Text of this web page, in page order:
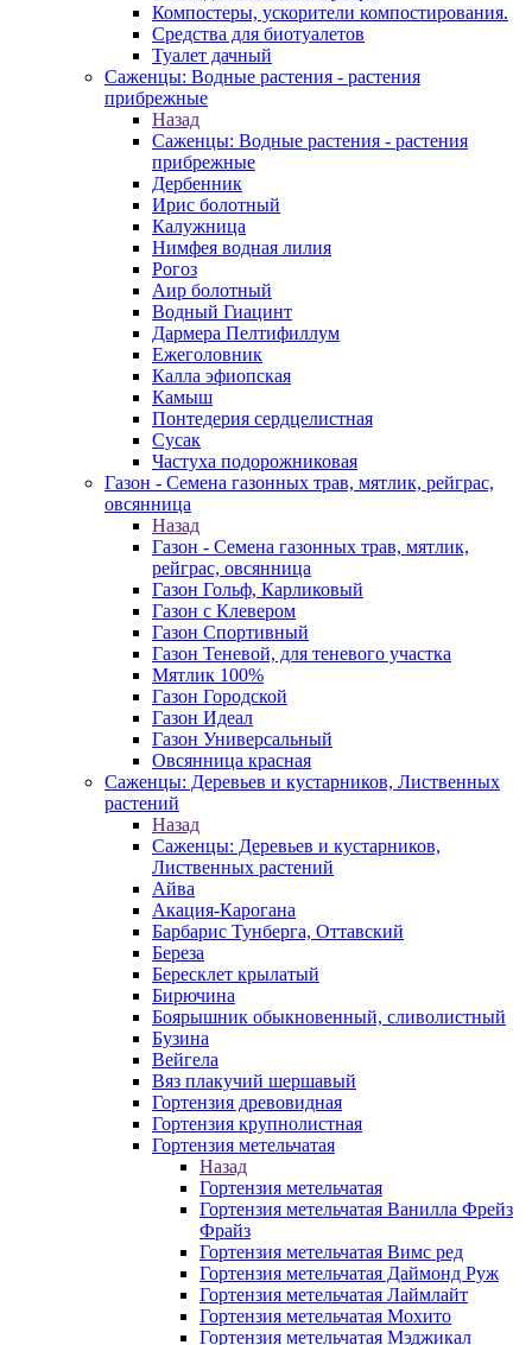
Компостеры, ускорители компостирования.
Средства для биотуалетов
Туалет дачный
Саженцы: Водные растения - растения
прибрежные
Назад
Саженцы: Водные растения - растения
прибрежные
Дербенник
Ирис болотный
Калужница
Нимфея водная лилия
Рогоз
Аир болотный
Водный Гиацинт
Дармера Пелтифиллум
Ежеголовник
Калла эфиопская
Камыш
Понтедерия сердцелистная
Сусак
Частуха подорожниковая
Газон - Семена газонных трав, мятлик, рейграс,
овсянница
Назад
Газон - Семена газонных трав, мятлик,
рейграс, овсянница
Газон Гольф, Карликовый
Газон с Клевером
Газон Спортивный
Газон Теневой, для теневого участка
Мятлик 100%
Газон Городской
Газон Идеал
Газон Универсальный
Овсянница красная
Саженцы: Деревьев и кустарников, Лиственных
растений
Назад
Саженцы: Деревьев и кустарников,
Лиственных растений
Айва
Акация-Карогана
Барбарис Тунберга, Оттавский
Береза
Бересклет крылатый
Бирючина
Боярышник обыкновенный, сливолистный
Бузина
Вейгела
Вяз плакучий шершавый
Гортензия древовидная
Гортензия крупнолистная
Гортензия метельчатая
Назад
Гортензия метельчатая
Гортензия метельчатая Ванилла Фрейз
Фрайз
Гортензия метельчатая Вимс ред
Гортензия метельчатая Даймонд Руж
Гортензия метельчатая Лаймлайт
Гортензия метельчатая Мохито
Гортензия метельчатая Мэджикал